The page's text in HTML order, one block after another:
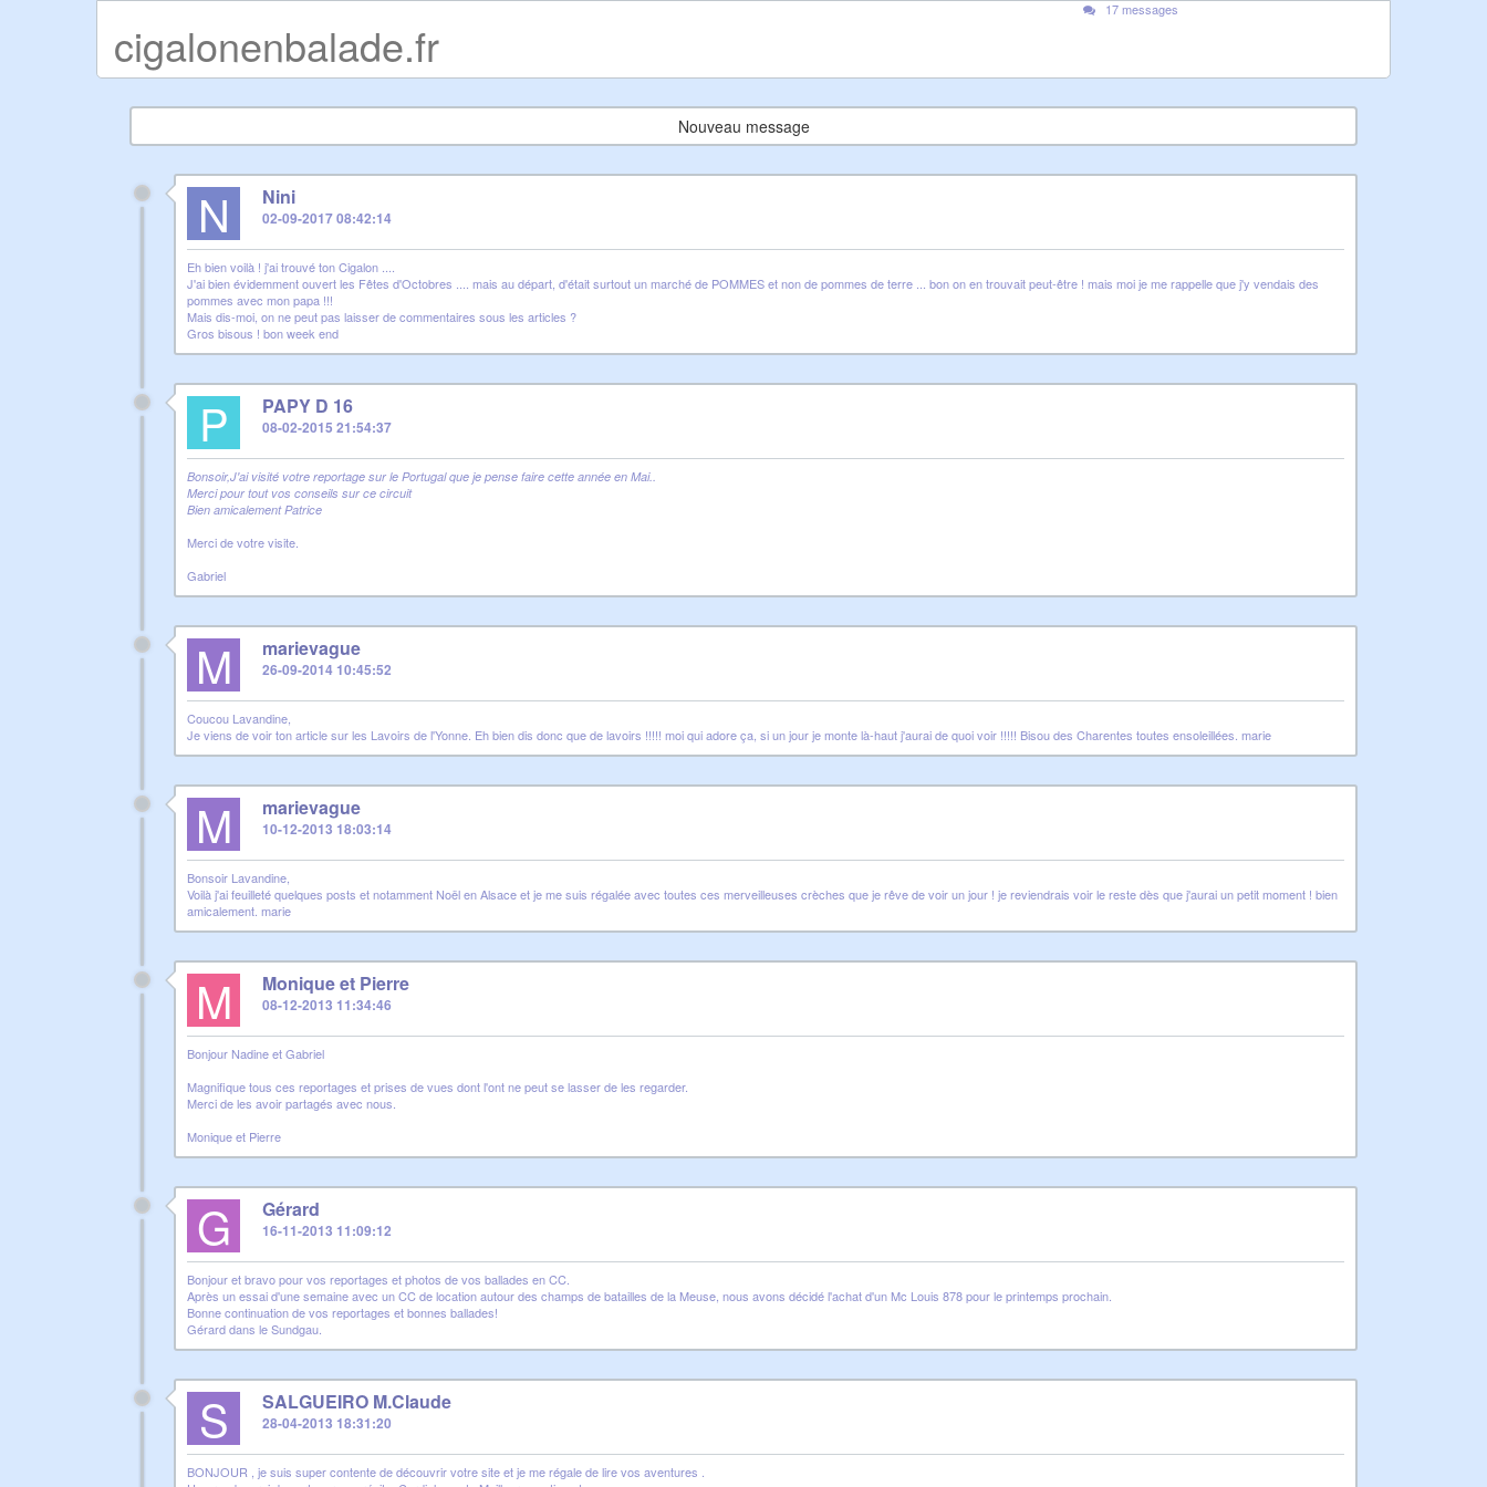
cigalonenbalade.fr
17 messages
Nouveau message
N Nini
02-09-2017 08:42:14
Eh bien voilà ! j'ai trouvé ton Cigalon ....
J'ai bien évidemment ouvert les Fêtes d'Octobres .... mais au départ, d'était surtout un marché de POMMES et non de pommes de terre ... bon on en trouvait peut-être ! mais moi je me rappelle que j'y vendais des
pommes avec mon papa !!!
Mais dis-moi, on ne peut pas laisser de commentaires sous les articles ?
Gros bisous ! bon week end
P PAPY D 16
08-02-2015 21:54:37
Bonsoir,J'ai visité votre reportage sur le Portugal que je pense faire cette année en Mai..
Merci pour tout vos conseils sur ce circuit
Bien amicalement Patrice
Merci de votre visite.
Gabriel
M marievague
26-09-2014 10:45:52
Coucou Lavandine,
Je viens de voir ton article sur les Lavoirs de l'Yonne. Eh bien dis donc que de lavoirs !!!!! moi qui adore ça, si un jour je monte là-haut j'aurai de quoi voir !!!!! Bisou des Charentes toutes ensoleillées. marie
M marievague
10-12-2013 18:03:14
Bonsoir Lavandine,
Voilà j'ai feuilleté quelques posts et notamment Noël en Alsace et je me suis régalée avec toutes ces merveilleuses crèches que je rêve de voir un jour ! je reviendrais voir le reste dès que j'aurai un petit moment ! bien
amicalement. marie
M Monique et Pierre
08-12-2013 11:34:46
Bonjour Nadine et Gabriel
Magnifique tous ces reportages et prises de vues dont l'ont ne peut se lasser de les regarder.
Merci de les avoir partagés avec nous.
Monique et Pierre
G Gérard
16-11-2013 11:09:12
Bonjour et bravo pour vos reportages et photos de vos ballades en CC.
Après un essai d'une semaine avec un CC de location autour des champs de batailles de la Meuse, nous avons décidé l'achat d'un Mc Louis 878 pour le printemps prochain.
Bonne continuation de vos reportages et bonnes ballades!
Gérard dans le Sundgau.
S SALGUEIRO M.Claude
28-04-2013 18:31:20
BONJOUR , je suis super contente de découvrir votre site et je me régale de lire vos aventures .